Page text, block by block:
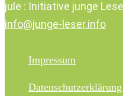
jule : Initiative junge
info@junge-leser.info
Impressum
Datenschutzerklärung